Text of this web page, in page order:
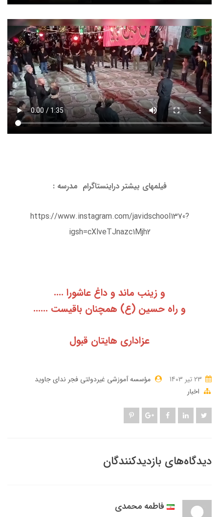
فیلمهای بیشتر دراینستاگرام مدرسه :
https://www.instagram.com/javidschool1370?
igsh=cXlveTJnazc1Mjh2
و زینب ماند و داغ عاشورا ....
و راه حسین (ع) همچنان باقیست ......
عزاداری هایتان قبول
مؤسسه آموزشی غیردولتی فجر ندای جاوید
اخبار
دیدگاه‌های بازدیدکنندگان
فاطمه محمدی